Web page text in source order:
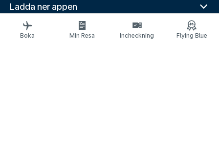
Ladda ner appen
Relaterade webbplatser
Reseguider
Boka Min Resa Incheckning Flying Blue